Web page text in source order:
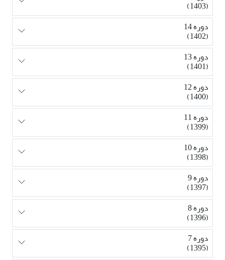
(1403)
دوره 14
(1402)
دوره 13
(1401)
دوره 12
(1400)
دوره 11
(1399)
دوره 10
(1398)
دوره 9
(1397)
دوره 8
(1396)
دوره 7
(1395)